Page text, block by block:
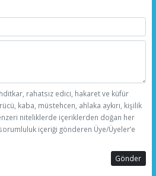
rahatsız edici, hakaret ve küfür
kaba, müstehcen, ahlaka aykırı, kişilik
niteliklerde içeriklerden doğan her
içeriği gönderen Üye/Üyeler’e
Gönder